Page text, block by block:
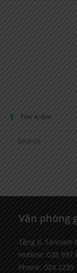
Tìm Kiếm
Văn phòng
Tầng 6, Sannam
Hotline: 038 997
Phone: 024 2239